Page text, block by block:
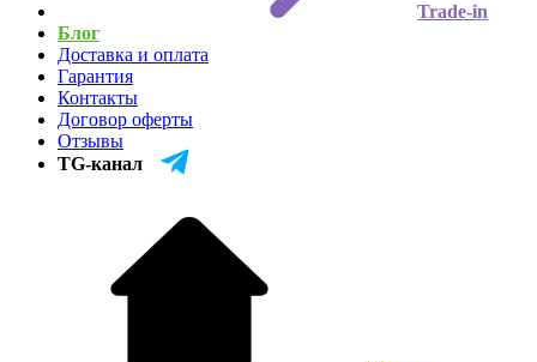
Trade-in
Блог
Доставка и оплата
Гарантия
Контакты
Договор оферты
Отзывы
TG-канал